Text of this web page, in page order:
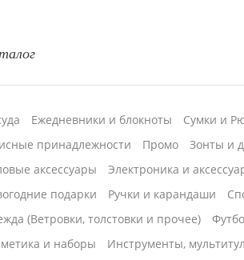
Ежедневники и блокноты Сумки и
принадлежности
Промо
Зонты и
аксессуары
Электроника и
подарки
Ручки и карандаши
(Ветровки, толстовки и прочее)
и наборы
Инструменты,